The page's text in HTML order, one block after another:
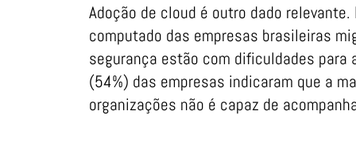
Adoção de cloud é outro dado
computado das empresas brasileiras
segurança estão com dificuldades para
(54%) das empresas indicaram que a
organizações não é capaz de